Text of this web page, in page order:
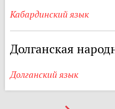
Кабардинский язык
Долганская
Долганский язык